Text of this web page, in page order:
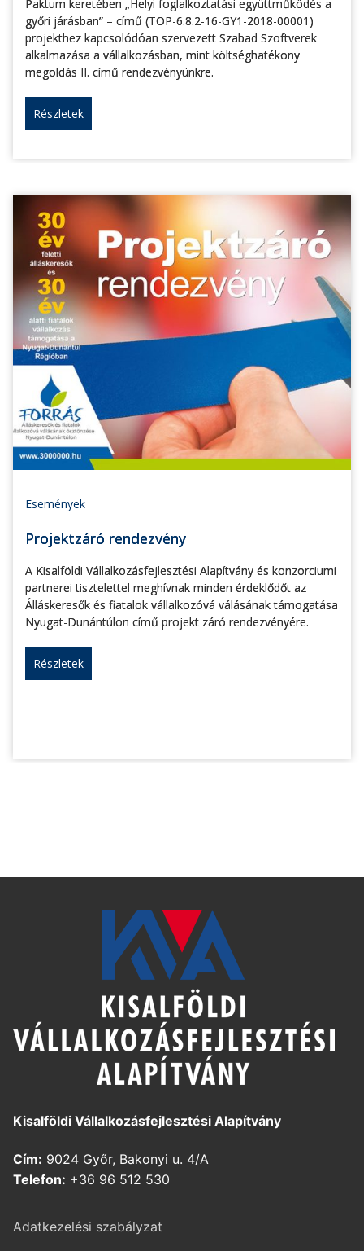
Paktum keretében „Helyi foglalkoztatási együttműködés a
győri járásban” – című (TOP-6.8.2-16-GY1-2018-00001)
projekthez kapcsolódóan szervezett Szabad Szoftverek
alkalmazása a vállalkozásban, mint költséghatékony
megoldás II. című rendezvényünkre.
Részletek
Események
Projektzáró rendezvény
A Kisalföldi Vállalkozásfejlesztési Alapítvány és konzorciumi
partnerei tisztelettel meghívnak minden érdeklődőt az
Álláskeresők és fiatalok vállalkozóvá válásának támogatása
Nyugat-Dunántúlon című projekt záró rendezvényére.
Részletek
Kisalföldi Vállalkozásfejlesztési Alapítvány
Cím: 9024 Győr, Bakonyi u. 4/A
Telefon: +36 96 512 530
Adatkezelési szabályzat